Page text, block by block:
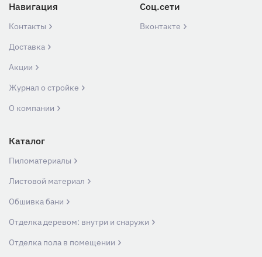
Навигация
Контакты
Доставка
Акции
Журнал о стройке
О компании
Соц.сети
Вконтакте
Каталог
Пиломатериалы
Листовой материал
Обшивка бани
Отделка деревом: внутри и снаружи
Отделка пола в помещении